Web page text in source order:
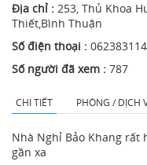
Địa chỉ : 253, Thủ Khoa
Thiết,Bình Thuận
Số điện thoại :
Số người đã xem : 787
CHI TIẾT PHÒNG / DỊCH
Nhà Nghỉ Bảo Khang
gần xa